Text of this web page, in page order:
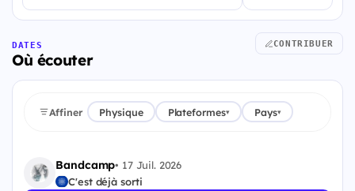
DATES
Où écouter
CONTRIBUER
Affiner Physique Plateformes▾ Pays▾
Bandcamp• 17 Juil. 2026
C'est déjà sorti